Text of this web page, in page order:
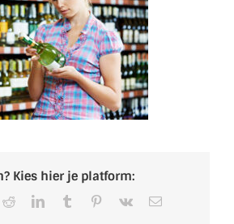
Kies hier je platform:
RedditLinkedInTumblr Pinterest
Vk
E-